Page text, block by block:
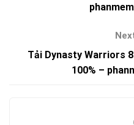
Tải Dynasty Warriors
100% –